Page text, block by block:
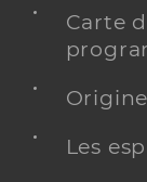
Carte
Les